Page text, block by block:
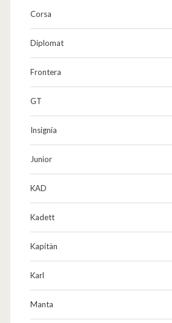
Corsa
Diplomat
Frontera
GT
Insignia
Junior
KAD
Kadett
Kapitän
Karl
Manta